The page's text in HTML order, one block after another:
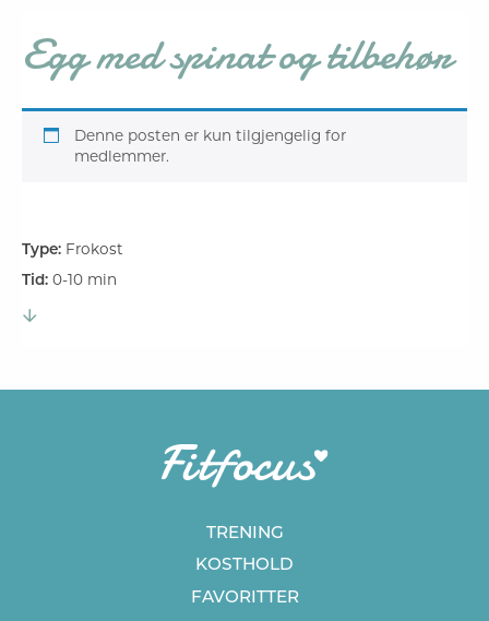
Egg med spinat og tilbehør
Denne posten er kun tilgjengelig for
medlemmer.
Type: Frokost
Tid: 0-10 min
TRENING
KOSTHOLD
FAVORITTER